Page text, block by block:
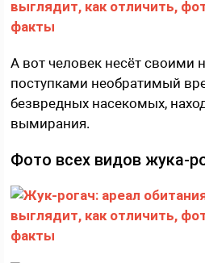
А вот человек несёт своими
поступками необратимый
безвредных насекомых,
вымирания.
Фото всех видов жука-